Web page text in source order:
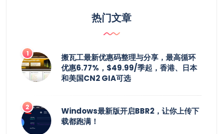
热门文章
搬瓦工最新优惠码整理与分享，最高循环
优惠6.77%，$49.99/季起，香港、日本
和美国CN2 GIA可选
Windows最新版开启BBR2，让你上传下
载都跑满！